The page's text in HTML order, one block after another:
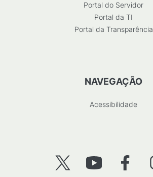
Portal do Servidor
Portal da TI
Portal da Transparência
NAVEGAÇÃO
Acessibilidade